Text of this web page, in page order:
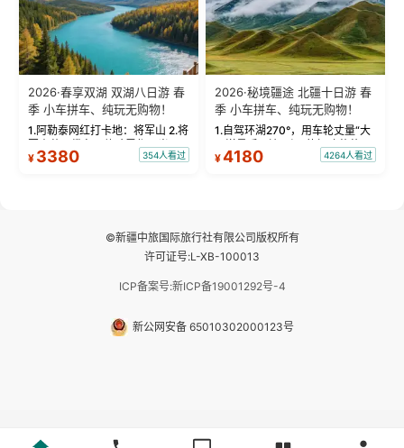
2026·春享双湖 双湖八日游 春
季 小车拼车、纯玩无购物！
1.阿勒泰网红打卡地：将军山 2.将
军山落日缆车，体验雪都风光 3.
将军山，夕阳派对，蹦迪party 4.
¥ 3380 354人看过
2026·秘境疆途 北疆十日游 春
季 小车拼车、纯玩无购物！
1.自驾环湖270°，用车轮丈量“大
西洋最后一滴眼泪”的极致蔚蓝，
让雪山、花海与深邃湖水在转弯
¥4180 4264人看过
©新疆中旅国际旅行社有限公司版权所有
许可证号:L-XB-100013
ICP备案号:新ICP备19001292号-4
新公网安备 65010302000123号